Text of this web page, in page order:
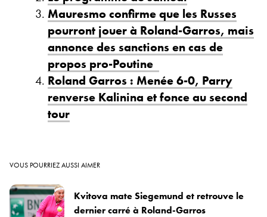
Mauresmo confirme que les Russes
pourront jouer à Roland-Garros, mais
annonce des sanctions en cas de
propos pro-Poutine
Roland Garros : Menée 6-0, Parry
renverse Kalinina et fonce au second
tour
VOUS POURRIEZ AUSSI AIMER
Kvitova mate Siegemund et retrouve le
dernier carré à Roland-Garros